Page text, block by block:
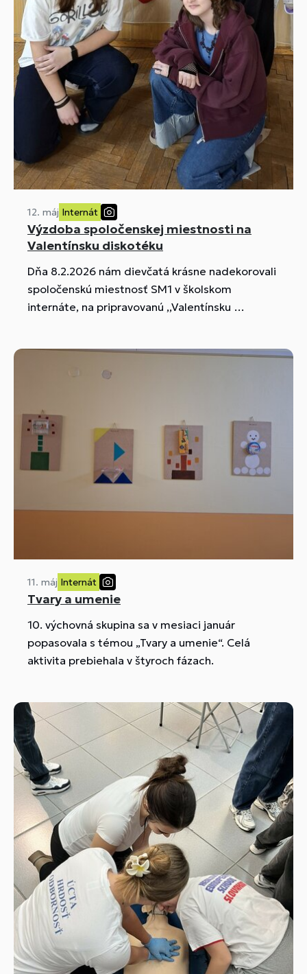
12. máj Internát
Výzdoba spoločenskej miestnosti na
Valentínsku diskotéku
Dňa 8.2.2026 nám dievčatá krásne nadekorovali
spoločenskú miestnosť SM1 v školskom
internáte, na pripravovanú ,,Valentínsku
11. máj Internát
Tvary a umenie
10. výchovná skupina sa v mesiaci január
popasovala s témou „Tvary a umenie“. Celá
aktivita prebiehala v štyroch fázach.